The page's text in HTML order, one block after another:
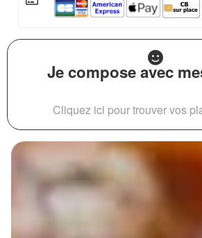
Je compose avec
Cliquez ici pour trouver vos